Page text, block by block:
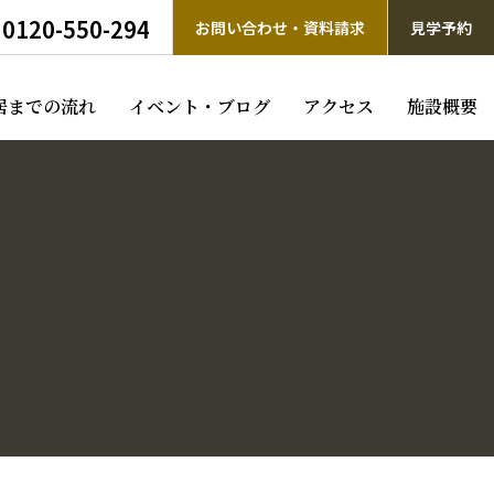
0120-550-294 お問い合わせ・資料請求 見学予約
までの流れ イベント・ブログ アクセス 施設概要